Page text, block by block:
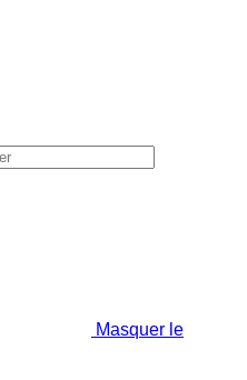
Masquer le